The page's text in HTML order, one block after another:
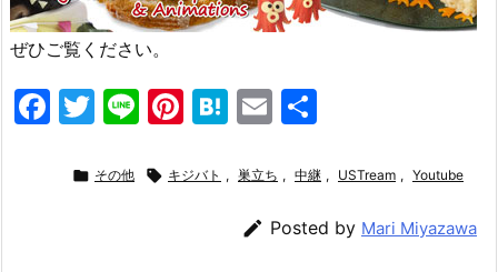
ぜひご覧ください。
F
T
itt
Li
e
Pi
er
H
e
a
E
ai
l
 その他  キジバト , 巣立ち , 中継 , USTream , Youtube
 Posted by Mari Miyazawa